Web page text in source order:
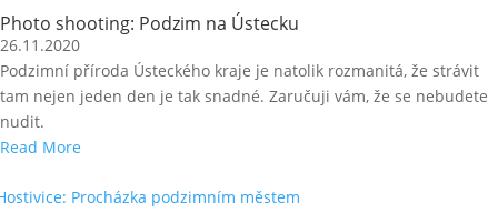
Photo shooting: Podzim na Ústecku
26.11.2020
Podzimní příroda Ústeckého kraje je natolik rozmanitá, že strávit
tam nejen jeden den je tak snadné. Zaručuji vám, že se nebudete
nudit.
Read More